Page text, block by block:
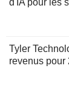
d'IA pour les
Tyler
revenus pour